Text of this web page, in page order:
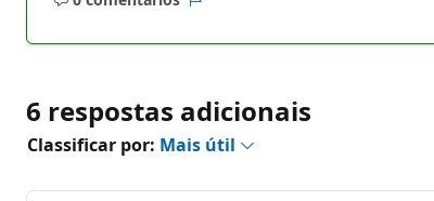
Sem
6 respostas adicionais
Classificar por: Mais útil